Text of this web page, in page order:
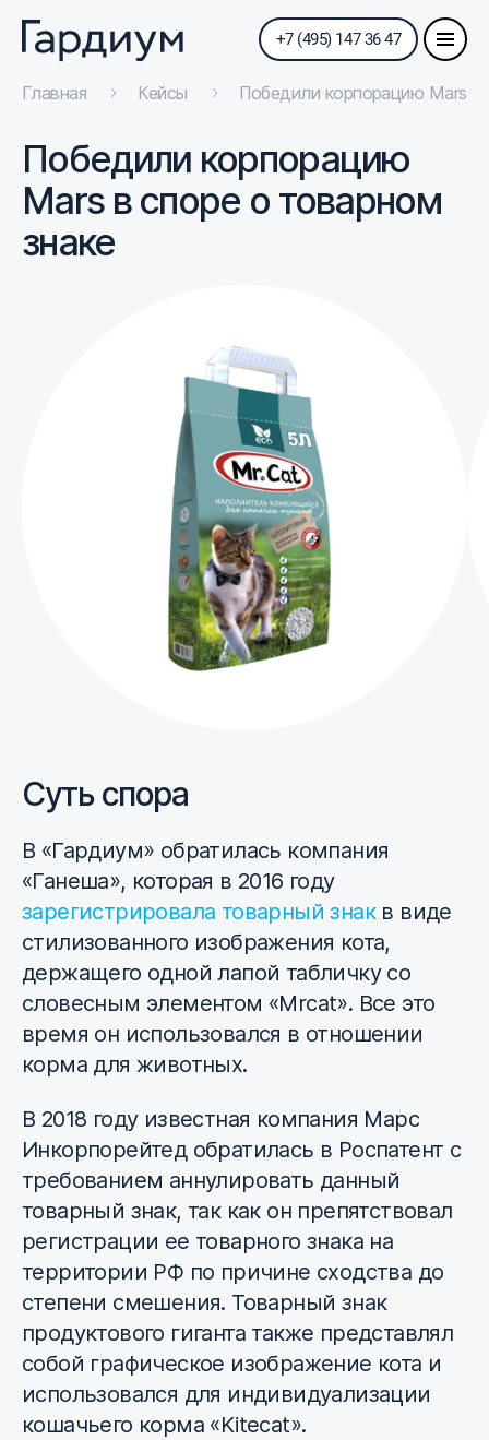
+7 (495) 147 36 47
Главная Кейсы Победили корпорацию Mars в
Победили корпорацию
Mars в споре о товарном
знаке
Суть спора
В «Гардиум» обратилась компания
«Ганеша», которая в 2016 году
зарегистрировала товарный знакв виде
стилизованного изображения кота,
держащего одной лапой табличку со
словесным элементом «Mrcat». Все это
время он использовался в отношении
корма для животных.
В 2018 году известная компания Марс
Инкорпорейтед обратилась в Роспатент с
требованием аннулировать данный
товарный знак, так как он препятствовал
регистрации ее товарного знака на
территории РФ по причине сходства до
степени смешения. Товарный знак
продуктового гиганта также представлял
собой графическое изображение кота и
использовался для индивидуализации
кошачьего корма «Kitecat».